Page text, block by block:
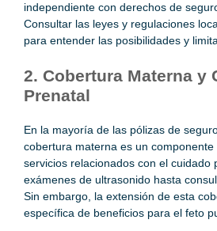
independiente con derechos de
Consultar las leyes y regulaciones
para entender las posibilidades y
2. Cobertura Materna y
Prenatal
En la mayoría de las pólizas de
cobertura materna es un
servicios relacionados con el cuidado
exámenes de ultrasonido hasta
Sin embargo, la extensión de esta
específica de beneficios para el feto